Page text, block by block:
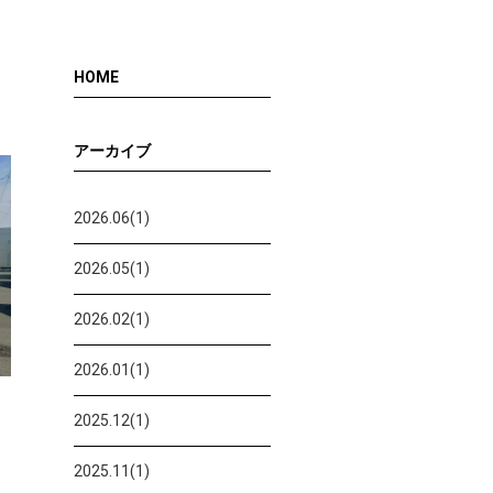
HOME
アーカイブ
2026.06(1)
2026.05(1)
2026.02(1)
2026.01(1)
2025.12(1)
2025.11(1)